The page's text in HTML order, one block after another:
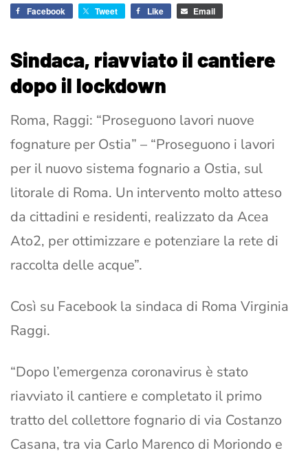
Facebook Tweet Like Email
Sindaca, riavviato il cantiere
dopo il lockdown
Roma, Raggi: “Proseguono lavori nuove
fognature per Ostia” – “Proseguono i lavori
per il nuovo sistema fognario a Ostia, sul
litorale di Roma. Un intervento molto atteso
da cittadini e residenti, realizzato da Acea
Ato2, per ottimizzare e potenziare la rete di
raccolta delle acque”.
Così su Facebook la sindaca di Roma Virginia
Raggi.
“Dopo l’emergenza coronavirus è stato
riavviato il cantiere e completato il primo
tratto del collettore fognario di via Costanzo
Casana, tra via Carlo Marenco di Moriondo e